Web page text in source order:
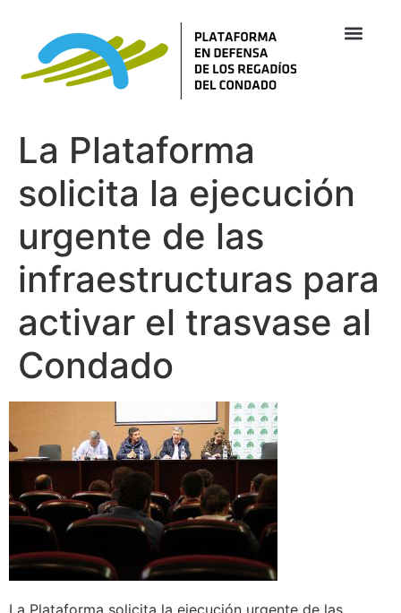
La Plataforma
solicita la ejecución
urgente de las
infraestructuras para
activar el trasvase al
Condado